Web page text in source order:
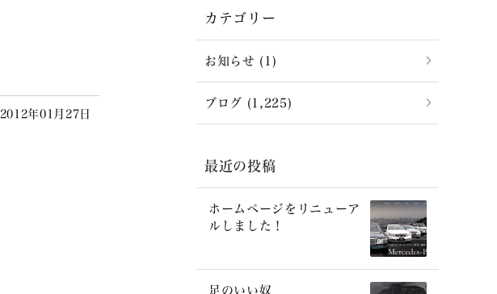
2012年01月27日
カテゴリー
お知らせ (1)
ブログ (1,225)
最近の投稿
ホームページをリニューア
ルしました！
足のいい奴